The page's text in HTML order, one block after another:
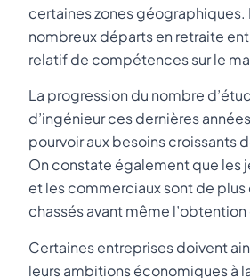
certaines zones géographiques.
nombreux départs en retraite
relatif de compétences sur le
La progression du nombre
d’ingénieur ces dernières
pourvoir aux besoins croissants
On constate également que les
et les commerciaux sont de plus
chassés avant même
Certaines entreprises doivent
leurs ambitions économiques à